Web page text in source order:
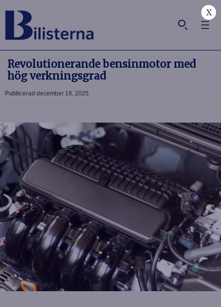
X
Revolutionerande bensinmotor med
hög verkningsgrad
Publicerad december 18, 2025